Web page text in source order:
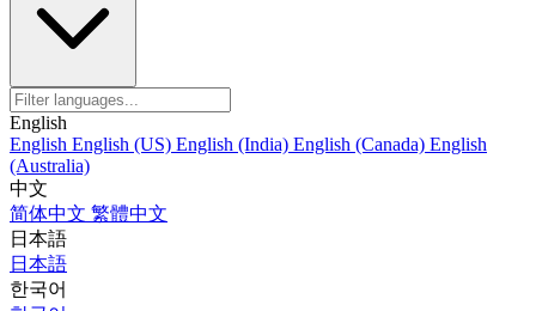
English
English English (US) English (India) English (Canada) English
(Australia)
中文
简体中文 繁體中文
日本語
日本語
한국어